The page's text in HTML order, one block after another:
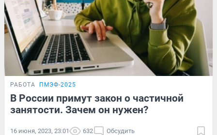
РАБОТА ПМЭФ-2025
В России примут закон о частичной
занятости. Зачем он нужен?
16 июня, 2023, 23:01 632 Обсудить